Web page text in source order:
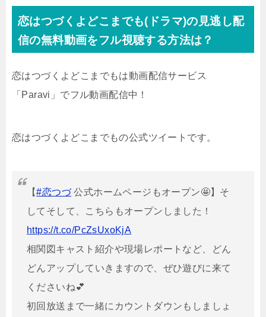
恋はつづくよどこまでも(ドラマ)の見逃し配
信の無料動画をフル視聴する方法は？
恋はつづくよどこまでもは動画配信サービス
「Paravi」でフル動画配信中！
恋はつづくよどこまでもの公式ツイートです。
【#恋つづ公式ホームページもオープン🤩】そ
してそして、こちらもオープンしました！
https://t.co/PcZsUxoKjA
相関図キャスト紹介や現場レポートなど、どん
どんアップしていきますので、ぜひ遊びに来て
くださいね💕
初回放送まで一緒にカウントダウンもしましょ